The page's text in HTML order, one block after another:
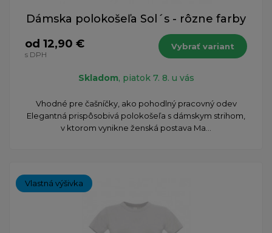
Dámska polokošeľa Sol´s - rôzne farby
od 12,90 €
s DPH
Vybrať variant
Skladom, piatok 7. 8. u vás
Vhodné pre čašníčky, ako pohodlný pracovný odev
Elegantná prispôsobivá polokošeľa s dámskym strihom,
v ktorom vynikne ženská postava Ma...
Vlastná výšivka